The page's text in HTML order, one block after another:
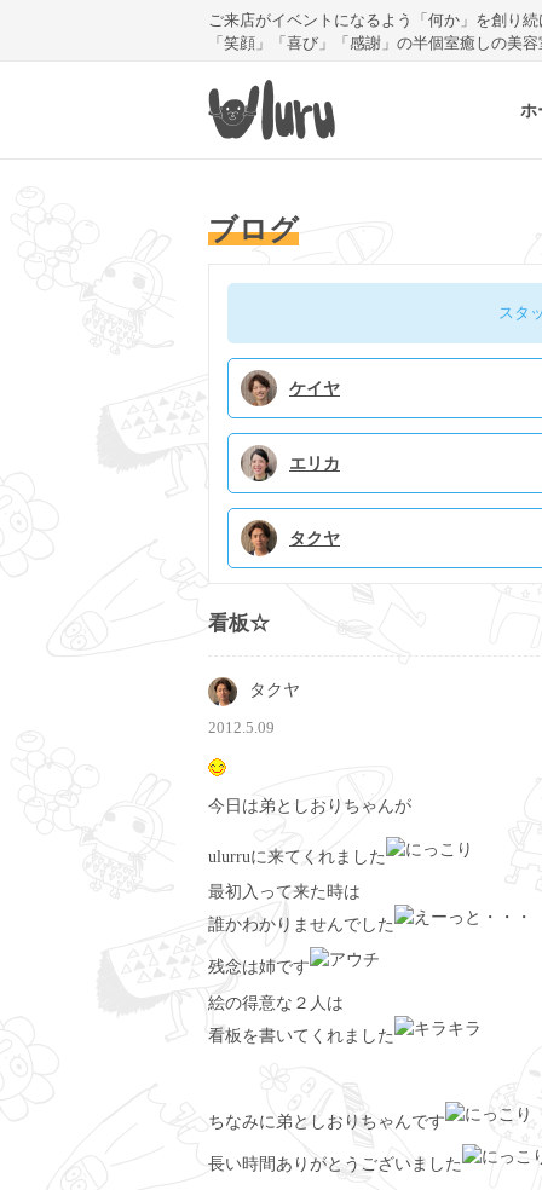
ご来店がイベントになるよう「何か」を創り続
「笑顔」「喜び」「感謝」の半個室癒しの美
ホ
ブログ
スタ
ケイヤ
エリカ
タクヤ
看板☆
タクヤ
2012.5.09
今日は弟としおりちゃんが
ulurruに来てくれました
最初入って来た時は
誰かわかりませんでした
残念は姉です
絵の得意な２人は
看板を書いてくれました
ちなみに弟としおりちゃんです
長い時間ありがとうございました